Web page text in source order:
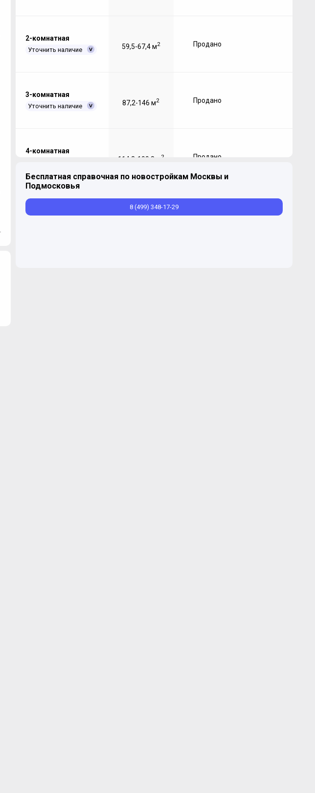
2-комнатная
Уточнить наличие 59,5-67,4 м2 Продано
3-комнатная
Уточнить наличие 87,2-146 м2 Продано
4-комнатная
114,3-199,8 м 2 Продано
Бесплатная справочная по новостройкам Москвы и
Подмосковья
8 (499) 348-17-29